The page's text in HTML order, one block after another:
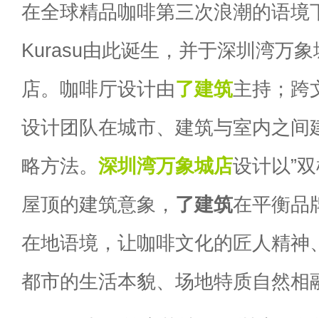
在全球精品咖啡第三次浪潮的语境
Kurasu由此诞生，并于深圳湾万
店。咖啡厅设计由了建筑主持；跨
设计团队在城市、建筑与室内之间
略方法。 深圳湾万象城店设计以”
屋顶的建筑意象， 了建筑在平衡品
在地语境，让咖啡文化的匠人精神
都市的生活本貌、场地特质自然相